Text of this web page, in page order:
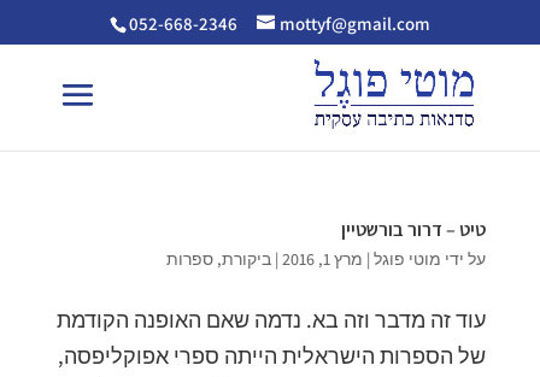
052-668-2346 mottyf@gmail.com
טיט – דרור בורשטיין
על ידי מוטי פוגל| מרץ 1, 2016 | ביקורת, ספרות
עוד זה מדבר וזה בא. נדמה שאם האופנה הקודמת
של הספרות הישראלית הייתה ספרי אפוקליפסה,